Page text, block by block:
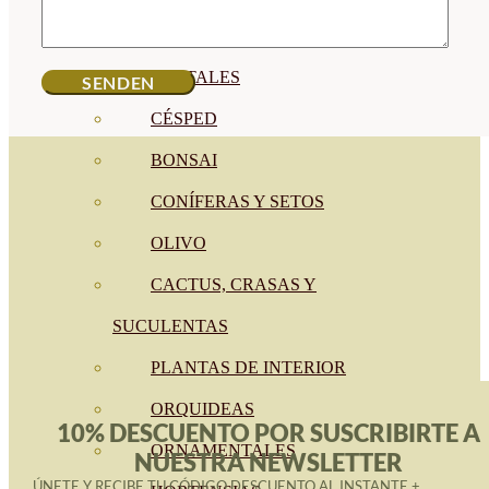
FRUTALES
CÉSPED
BONSAI
CONÍFERAS Y SETOS
OLIVO
CACTUS, CRASAS Y
SUCULENTAS
PLANTAS DE INTERIOR
ORQUIDEAS
ORNAMENTALES
10% DESCUENTO POR SUSCRIBIRTE A
NUESTRA NEWSLETTER